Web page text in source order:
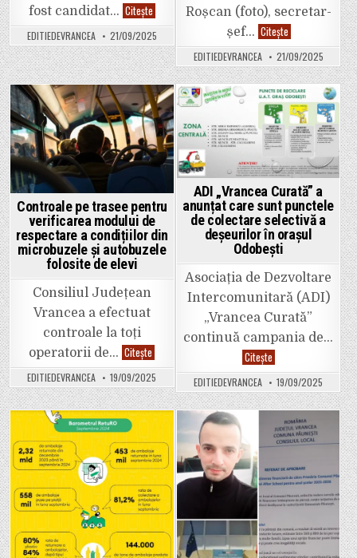
fost candidat… CiteșteDaniel
Moroșanu
de
la
Vidra,
reactivat
de
o
grupare
din
PNL
Vrancea.
A
intrat
în
echipa
–
Norocel
Pompiliu
Stroe
cu
care
s-
deplasat
Republica
EDITIEDEVRANCEA 21/09/2025
Roșcan (foto), secretar-
șef… CiteștePaulina
Roșcan,
lider
de
sindicat
SIP-
FEN
Vrancea,
a
pierdut
procesul
intentat
mai
multor
profesori
de
la
Pedagogic.
Își
făcea
iluzii
primi
despăgubiri
de
30.000
de
lei…
EDITIEDEVRANCEA 21/09/2025
Posted
in
Controale pe trasee pentru
verificarea modului de
respectare a condițiilor din
microbuzele și autobuzele
folosite de elevi
Consiliul Județean
Vrancea a efectuat
controale la toți
operatorii de… Citește
pe
trasee
pentru
verificarea
modului
de
respectare
condițiilor
din
microbuzele
și
autobuzele
folosite
de
elevi
EDITIEDEVRANCEA 19/09/2025
in
ADI „Vrancea Curată” a
anunțat care sunt punctele
de colectare selectivă a
deșeurilor în orașul
Odobești
Asociația de Dezvoltare
Intercomunitară (ADI)
„Vrancea Curată”
continuă campania de…
CiteșteADI
„Vrancea
Curată”
a
anunțat
care
sunt
punctele
de
colectare
a
deșeurilor
în
orașul
Odobești
EDITIEDEVRANCEA 19/09/2025
Posted
in
Posted
in